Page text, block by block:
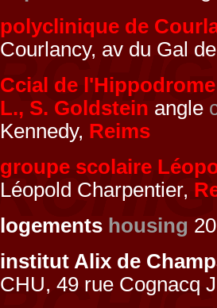
polyclinique de
Courlancy, av du Gal
Ccial de
L., S. Goldstein angle
Kennedy, Reims
groupe scolaire
Léopold Charpentier,
logements housing
institut Alix de
CHU, 49 rue Cognacq